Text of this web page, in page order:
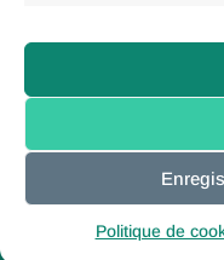
Politique de